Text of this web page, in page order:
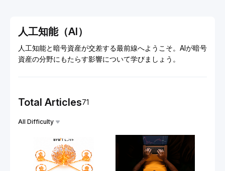
人工知能（AI）
人工知能と暗号資産が交差する最前線へようこそ。AIが暗号
資産の分野にもたらす影響について学びましょう。
Total Articles71
All Difficulty